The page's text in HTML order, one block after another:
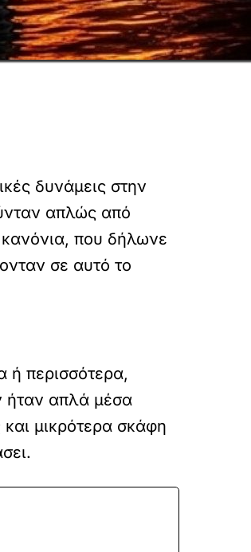
δυνάμεις στην
απλώς από
που δήλωνε
σε αυτό το
ή περισσότερα,
ήταν απλά μέσα
μικρότερα σκάφη